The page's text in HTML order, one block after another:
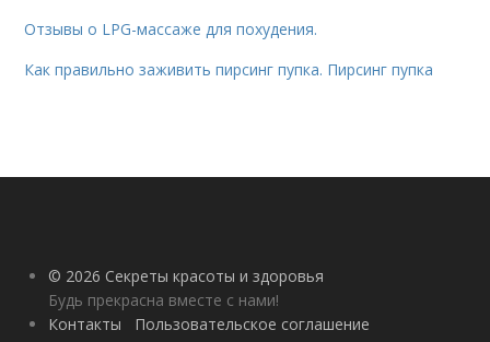
Отзывы о LPG-массаже для похудения.
Как правильно заживить пирсинг пупка. Пирсинг пупка
© 2026 Секреты красоты и здоровья
Будь прекрасна вместе с нами!
Контакты
Пользовательское соглашение